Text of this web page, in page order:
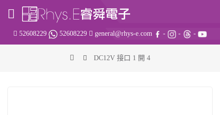
52608229 52608229 general@rhys-e.com - - -
DC12V 接口 1 開 4